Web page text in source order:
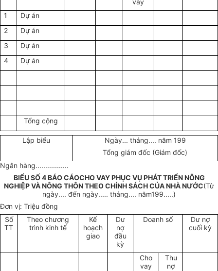
vay
1
Dự án
2
Dự án
3
Dự án
4
Dự án
Tổng cộng
Lập biểu
Ngày... tháng.... năm 199
Tổng giám đốc (Giám đốc)
Ngân hàng.................
BIỂU SỐ 4 BÁO CÁOCHO VAY PHỤC VỤ PHÁT TRIỂN NÔNG
NGHIỆP VÀ NÔNG THÔN THEO CHÍNH SÁCH CỦA NHÀ NƯỚC(Từ
ngày.... đến ngày..... tháng.... năm199.....)
Đơn vị: Triệu đồng
Số
TT
Theo chương
trình kinh tế
Kế
hoạch
giao
Dư
nợ
đầu
kỳ
Doanh số
Dư nợ
cuối kỳ
Cho
vay
Thu
nợ